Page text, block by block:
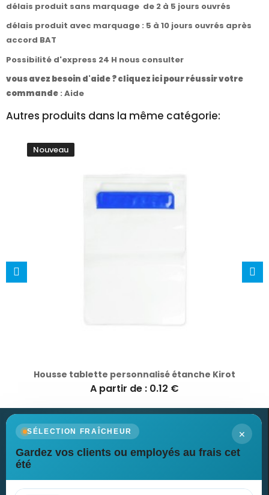
délais produit sans marquage de 2 à 5 jours ouvrés
délais produit avec marquage : 5 à 10 jours ouvrés après
accord BAT
Possibilité d'express 24 H nous consulter
vous avez besoin d'aide ? cliquez ici pour réussir votre
commande : Aide
Autres produits dans la même catégorie:
Nouveau
Housse tablette personnalisé étanche Kirot
A partir de : 0.12 €
×
SÉLECTION FRAÎCHEUR
Gardez vos clients ou employés au frais cet
été
Newsletter
Recevez nos dernières nouvelles et nos offres spéciales